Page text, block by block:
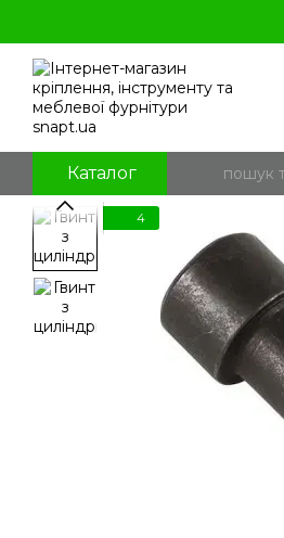
Каталог
4